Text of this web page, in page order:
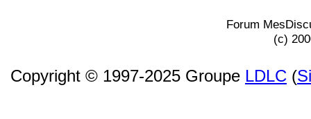
Forum
(c)
Copyright © 1997-2025 Groupe LDLC (